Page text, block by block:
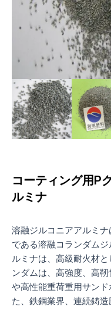
コーティング用P
ルミナ
溶融ジルコニアアルミ
である溶融コランダム
ルミナは、高級耐火材
ンダムは、高強度、高
や高性能重荷重用サン
た、鉄鋼業界、連続鋳